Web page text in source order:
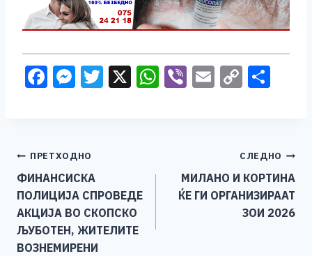
F
b
o
o
k
M
n
g
er
T X W Vi E C
Li
n
k
Навигација
на
напис
ПРЕТХОДНО
ФИНАНСИСКА
ПОЛИЦИЈА СПРОВЕДЕ
АКЦИЈА ВО СКОПСКО
ЉУБОТЕН, ЖИТЕЛИТЕ
ВОЗНЕМИРЕНИ
СЛЕДНО
МИЛАНО И КОРТИНА
ЌЕ ГИ ОРГАНИЗИРААТ
ЗОИ 2026